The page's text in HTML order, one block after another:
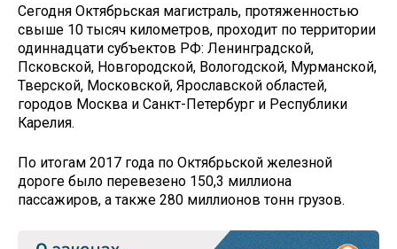
Сегодня Октябрьская магистраль, протяженностью
свыше 10 тысяч километров, проходит по территории
одиннадцати субъектов РФ: Ленинградской,
Псковской, Новгородской, Вологодской, Мурманской,
Тверской, Московской, Ярославской областей,
городов Москва и Санкт-Петербург и Республики
Карелия.
По итогам 2017 года по Октябрьской железной
дороге было перевезено 150,3 миллиона
пассажиров, а также 280 миллионов тонн грузов.